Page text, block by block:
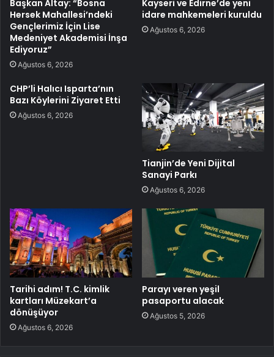
Başkan Altay: “Bosna
Hersek Mahallesi’ndeki
Gençlerimiz İçin Lise
Medeniyet Akademisi İnşa
Ediyoruz”
Ağustos 6, 2026
Kayseri ve Edirne’de yeni
idare mahkemeleri kuruldu
Ağustos 6, 2026
CHP’li Halıcı Isparta’nın
Bazı Köylerini Ziyaret Etti
Ağustos 6, 2026
Tianjin’de Yeni Dijital
Sanayi Parkı
Ağustos 6, 2026
Tarihi adım! T.C. kimlik
kartları Müzekart’a
dönüşüyor
Ağustos 6, 2026
Parayı veren yeşil
pasaportu alacak
Ağustos 5, 2026